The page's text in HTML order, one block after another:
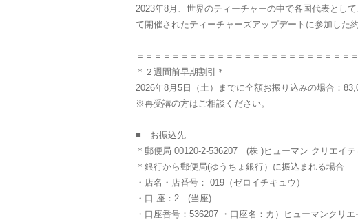
2023年8月、世界のティーチャーの中で各国代表とし
て開催されたティーチャーズアップデートに参加した
＝＝＝＝＝＝＝＝＝＝＝＝＝＝＝＝＝＝＝＝＝＝＝＝
＊２週間前早期割引＊
2026年8月5日（土）までに全額お振り込みの場合：
※再受講の方はご相談ください。
■ お振込先
＊郵便局 00120-2-536207 (株 )ヒューマン クリエイ
＊銀行から郵便局(ゆうちょ銀行）に振込まれる場合
・店名・店番号： 019（ゼロイチキュウ）
・口 座：2 (当座)
・口座番号：536207 ・口座名：カ）ヒューマンクリ